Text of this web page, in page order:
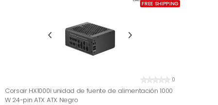
FREE SHIPPING
0
Corsair HX1000i unidad de fuente de alimentación 1000
W 24-pin ATX ATX Negro